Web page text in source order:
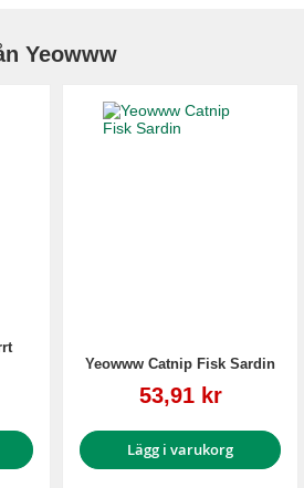
Yeowww
Yeowww Catnip Fisk Sardin
Reapris
53,91 kr
Lägg i varukorg